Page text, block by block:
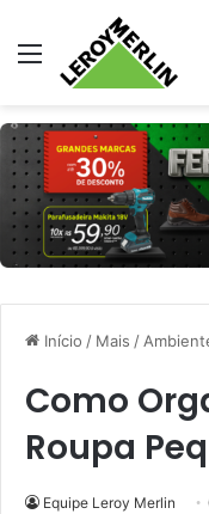
Menu
Início / Mais /
Como
Roupa
Equipe Leroy Merlin